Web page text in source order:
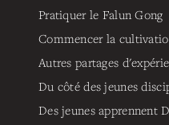
Pratiquer le Falun Gong
Commencer la
Autres partages
Du côté des jeunes
Des jeunes apprennent